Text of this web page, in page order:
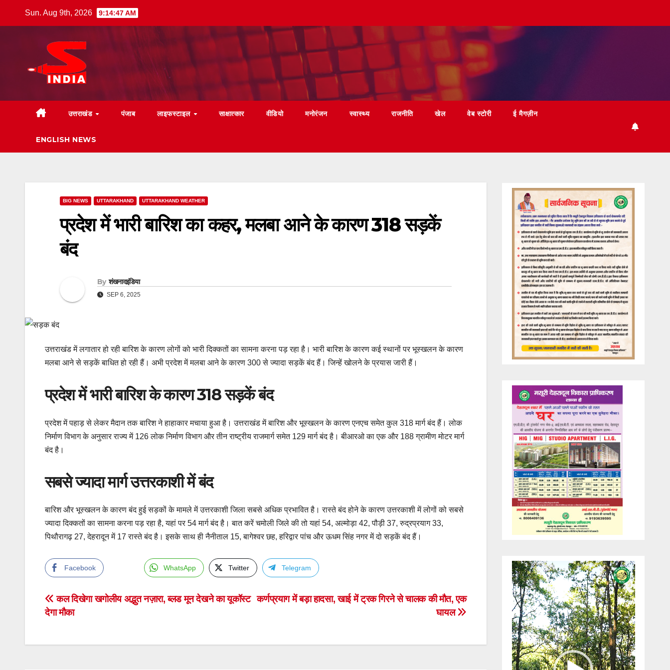
Sun. Aug 9th, 2026 9:14:48 AM
उत्तराखंड पंजाब लाइफस्टाइल साक्षात्कार वीडियो मनोरंजन स्वास्थ्य राजनीति खेल वेब स्टोरी ई मैगज़ीन
ENGLISH NEWS
BIG NEWS UTTARAKHAND UTTARAKHAND WEATHER
प्रदेश में भारी बारिश का कहर, मलबा आने के कारण 318 सड़कें
बंद
By शंखनादइंडिया
SEP 6, 2025
उत्तराखंड में लगातार हो रही बारिश के कारण लोगों को भारी दिक्कतों का सामना करना पड़ रहा है। भारी बारिश के कारण कई स्थानों पर भूस्खलन के कारण
मलबा आने से सड़कें बाधित हो रही हैं। अभी प्रदेश में मलबा आने के कारण 300 से ज्यादा सड़कें बंद हैं। जिन्हें खोलने के प्रयास जारी हैं।
प्रदेश में भारी बारिश के कारण 318 सड़कें बंद
प्रदेश में पहाड़ से लेकर मैदान तक बारिश ने हाहाकार मचाया हुआ है। उत्तराखंड में बारिश और भूस्खलन के कारण एनएच समेत कुल 318 मार्ग बंद हैं। लोक
निर्माण विभाग के अनुसार राज्य में 126 लोक निर्माण विभाग और तीन राष्ट्रीय राजमार्ग समेत 129 मार्ग बंद है। बीआरओ का एक और 188 ग्रामीण मोटर मार्ग
बंद है।
सबसे ज्यादा मार्ग उत्तरकाशी में बंद
बारिश और भूस्खलन के कारण बंद हुई सड़कों के मामले में उत्तरकाशी जिला सबसे अधिक प्रभावित है। रास्ते बंद होने के कारण उत्तरकाशी में लोगों को सबसे
ज्यादा दिक्कतों का सामना करना पड़ रहा है, यहां पर 54 मार्ग बंद है। बात करें चमोली जिले की तो यहां 54, अल्मोड़ा 42, पौड़ी 37, रुद्रप्रयाग 33,
पिथौरागढ़ 27, देहरादून में 17 रास्ते बंद है। इसके साथ ही नैनीताल 15, बागेश्वर छह, हरिद्वार पांच और ऊधम सिंह नगर में दो सड़कें बंद हैं।
Facebook WhatsApp Twitter Telegram
Post
navigation
कर्णप्रयाग में बड़ा हादसा, खाई में ट्रक गिरने से चालक की मौत, एक
घायल
कल दिखेगा खगोलीय अद्भुत नज़ारा, ब्लड मून देखने का यूकॉस्ट
देगा मौका
Video
Player